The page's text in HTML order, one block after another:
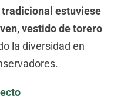
estuviese
vestido de torero
la diversidad en